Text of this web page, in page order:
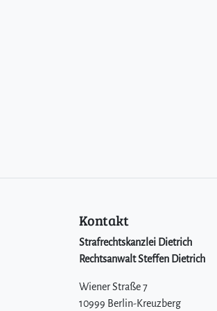
Kontakt
Strafrechtskanzlei Dietrich
Rechtsanwalt Steffen Dietrich
Wiener Straße 7
10999 Berlin-Kreuzberg